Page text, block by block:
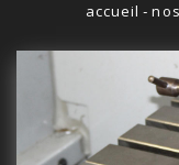
accueil -